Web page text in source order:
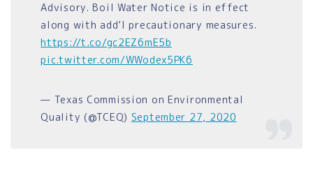
Advisory. Boil Water Notice is in effect
along with add’l precautionary measures.
https://t.co/gc2EZ6mE5b
pic.twitter.com/WWodex5PK6
— Texas Commission on Environmental
Quality (@TCEQ) September 27, 2020